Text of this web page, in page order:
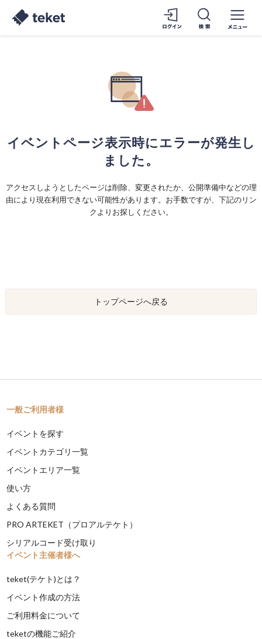
イベントページ表示時にエラーが発生し
ました。
アクセスしようとしたページは削除、変更されたか、公開準備中などの理
由により現在利用できない可能性があります。お手数ですが、下記のリン
クよりお探しください。
トップページへ戻る
一般ご利用者様
イベントを探す
イベントカテゴリ一覧
イベントエリア一覧
使い方
よくある質問
PRO ARTEKET（プロアルテケト）
シリアルコード受け取り
イベント主催者様へ
teket(テケト)とは？
イベント作成の方法
ご利用料金について
teketの機能ご紹介